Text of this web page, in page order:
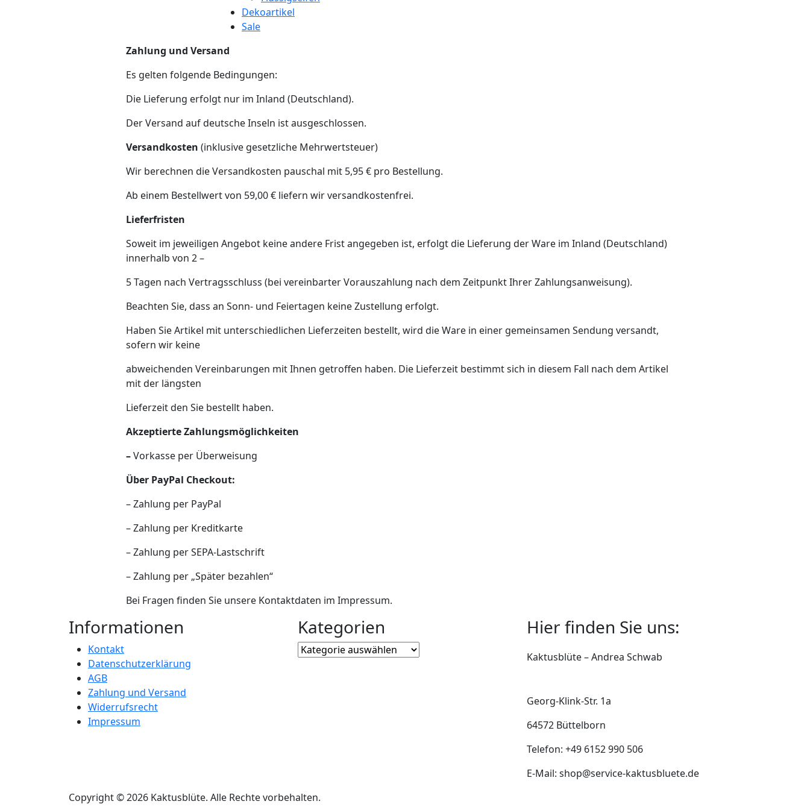
Dekoartikel
Sale
Zahlung und Versand
Es gelten folgende Bedingungen:
Die Lieferung erfolgt nur im Inland (Deutschland).
Der Versand auf deutsche Inseln ist ausgeschlossen.
Versandkosten (inklusive gesetzliche Mehrwertsteuer)
Wir berechnen die Versandkosten pauschal mit 5,95 € pro Bestellung.
Ab einem Bestellwert von 59,00 € liefern wir versandkostenfrei.
Lieferfristen
Soweit im jeweiligen Angebot keine andere Frist angegeben ist, erfolgt die Lieferung der Ware im Inland (Deutschland)
innerhalb von 2 –
5 Tagen nach Vertragsschluss (bei vereinbarter Vorauszahlung nach dem Zeitpunkt Ihrer Zahlungsanweisung).
Beachten Sie, dass an Sonn- und Feiertagen keine Zustellung erfolgt.
Haben Sie Artikel mit unterschiedlichen Lieferzeiten bestellt, wird die Ware in einer gemeinsamen Sendung versandt,
sofern wir keine
abweichenden Vereinbarungen mit Ihnen getroffen haben. Die Lieferzeit bestimmt sich in diesem Fall nach dem Artikel
mit der längsten
Lieferzeit den Sie bestellt haben.
Akzeptierte Zahlungsmöglichkeiten
–Vorkasse per Überweisung
Über PayPal Checkout:
– Zahlung per PayPal
– Zahlung per Kreditkarte
– Zahlung per SEPA-Lastschrift
– Zahlung per „Später bezahlen“
Bei Fragen finden Sie unsere Kontaktdaten im Impressum.
Informationen
Kontakt
Datenschutzerklärung
AGB
Zahlung und Versand
Widerrufsrecht
Impressum
Kategorien Hier finden Sie uns:
Kaktusblüte – Andrea Schwab
Georg-Klink-Str. 1a
64572 Büttelborn
Telefon: +49 6152 990 506
E-Mail: shop@service-kaktusbluete.de
Copyright © 2026 Kaktusblüte. Alle Rechte vorbehalten.